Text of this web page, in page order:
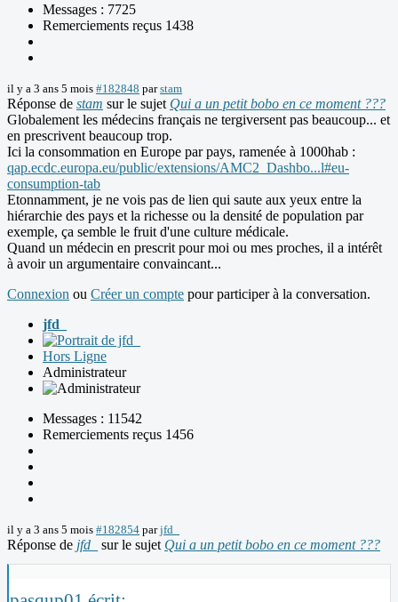
Messages : 7725
Remerciements reçus 1438
il y a 3 ans 5 mois #182848 parstam
Réponse de stam sur le sujet Qui a un petit bobo en ce moment ???
Globalement les médecins français ne tergiversent pas beaucoup... et
en prescrivent beaucoup trop.
Ici la consommation en Europe par pays, ramenée à 1000hab :
qap.ecdc.europa.eu/public/extensions/AMC2_Dashbo...l#eu-
consumption-tab
Etonnamment, je ne vois pas de lien qui saute aux yeux entre la
hiérarchie des pays et la richesse ou la densité de population par
exemple, ça semble le fruit d'une culture médicale.
Quand un médecin en prescrit pour moi ou mes proches, il a intérêt
à avoir un argumentaire convaincant...
Connexion ou Créer un compte pour participer à la conversation.
jfd_
Hors Ligne
Administrateur
Messages : 11542
Remerciements reçus 1456
il y a 3 ans 5 mois #182854 parjfd_
Réponse de jfd_ sur le sujet Qui a un petit bobo en ce moment ???